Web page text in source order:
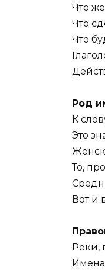
Что
Что
Что
Род
К
Это
То,
Вот и
Реки,